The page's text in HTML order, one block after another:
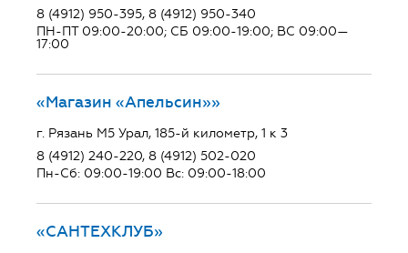
8 (4912) 950-395, 8 (4912) 950-340
ПН-ПТ 09:00-20:00; СБ 09:00-19:00; ВС 09:00—
17:00
«Магазин «Апельсин»»
г. Рязань М5 Урал, 185-й километр, 1 к 3
8 (4912) 240-220, 8 (4912) 502-020
Пн-Сб: 09:00-19:00 Вс: 09:00-18:00
«САНТЕХКЛУБ»